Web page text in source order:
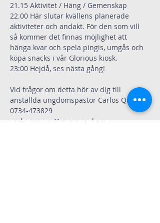
21.15 Aktivitet / Häng / Gemenskap
22.00 Här slutar kvällens planerade
aktiviteter och andakt. För den som vill
så kommer det finnas möjlighet att
hänga kvar och spela pingis, umgås och
köpa snacks i vår Glorious kiosk.
23:00 Hejdå, ses nästa gång!
Vid frågor om detta hör av dig till
anställda ungdomspastor Carlos Quiroz
0734-473829
carlos.quiroz@immanuel.nu